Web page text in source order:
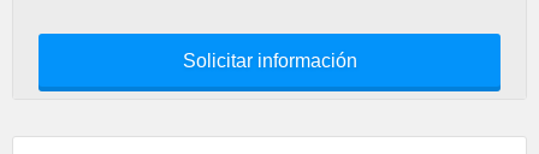
Solicitar información